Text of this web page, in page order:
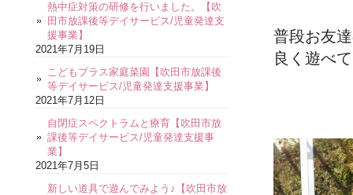
普段お友
良く遊べ
熱中症対策の研修を行いました。【吹
田市放課後等デイサービス/児童発達支
援事業】
2021年7月19日
こどもプラス家庭菜園【吹田市放課後
等デイサービス/児童発達支援事業】
2021年7月12日
自閉症スペクトラムと療育【吹田市放
課後等デイサービス/児童発達支援事
業】
2021年7月5日
新しい道具で遊んでみよう♪【吹田市放